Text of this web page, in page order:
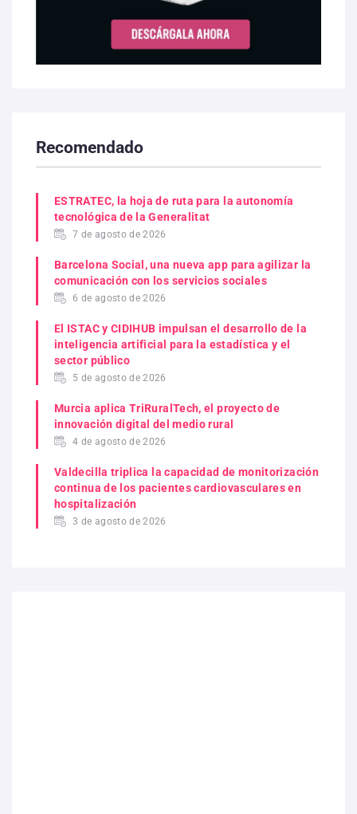
Recomendado
ESTRATEC, la hoja de ruta para la autonomía
tecnológica de la Generalitat
7 de agosto de 2026
Barcelona Social, una nueva app para agilizar la
comunicación con los servicios sociales
6 de agosto de 2026
El ISTAC y CIDIHUB impulsan el desarrollo de la
inteligencia artificial para la estadística y el
sector público
5 de agosto de 2026
Murcia aplica TriRuralTech, el proyecto de
innovación digital del medio rural
4 de agosto de 2026
Valdecilla triplica la capacidad de monitorización
continua de los pacientes cardiovasculares en
hospitalización
3 de agosto de 2026